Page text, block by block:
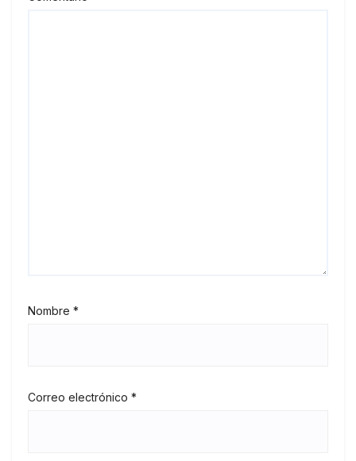
Nombre *
Correo electrónico *